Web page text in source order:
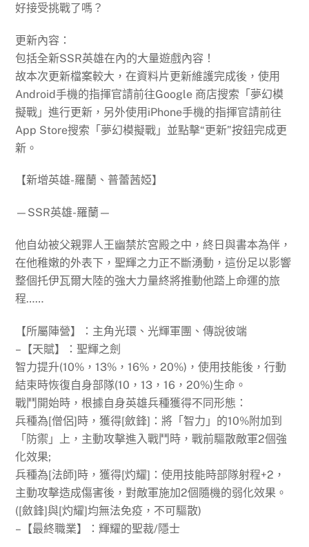
好接受挑戰了嗎？
更新內容：
包括全新SSR英雄在內的大量遊戲內容！
故本次更新檔案較大，在資料片更新維護完成後，使用
Android手機的指揮官請前往Google 商店搜索「夢幻模
擬戰」進行更新，另外使用iPhone手機的指揮官請前往
App Store搜索「夢幻模擬戰」並點擊“更新”按鈕完成更
新。
【新增英雄-羅蘭、普蕾茜婭】
—SSR英雄-羅蘭—
他自幼被父親罪人王幽禁於宮殿之中，終日與書本為伴，
在他稚嫩的外表下，聖輝之力正不斷湧動，這份足以影響
整個托伊瓦爾大陸的強大力量終將推動他踏上命運的旅
程……
【所屬陣營】：主角光環、光輝軍團、傳說彼端
–【天賦】：聖輝之劍
智力提升(10%，13%，16%，20%)，使用技能後，行動
結束時恢復自身部隊(10，13，16，20%)生命。
戰鬥開始時，根據自身英雄兵種獲得不同形態：
兵種為[僧侶]時，獲得[斂鋒]：將「智力」的10%附加到
「防禦」上，主動攻擊進入戰鬥時，戰前驅散敵軍2個強
化效果;
兵種為[法師]時，獲得[灼耀]：使用技能時部隊射程+2，
主動攻擊造成傷害後，對敵軍施加2個隨機的弱化效果。
([斂鋒]與[灼耀]均無法免疫，不可驅散)
–【最終職業】：輝耀的聖裁/隱士